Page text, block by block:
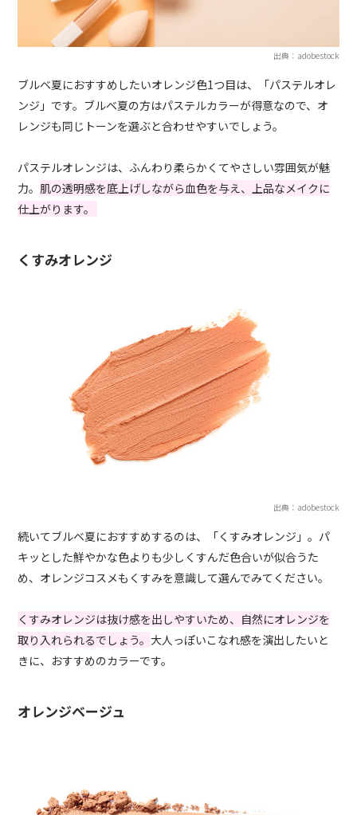
出典：adobestock
ブルベ夏におすすめしたいオレンジ色1つ目は、「パステルオレ
ンジ」です。ブルベ夏の方はパステルカラーが得意なので、オ
レンジも同じトーンを選ぶと合わせやすいでしょう。
パステルオレンジは、ふんわり柔らかくてやさしい雰囲気が魅
力。 肌の透明感を底上げしながら血色を与え、上品なメイクに
仕上がります。
くすみオレンジ
出典：adobestock
続いてブルベ夏におすすめするのは、「くすみオレンジ」。パ
キッとした鮮やかな色よりも少しくすんだ色合いが似合うた
め、オレンジコスメもくすみを意識して選んでみてください。
くすみオレンジは抜け感を出しやすいため、自然にオレンジを
取り入れられるでしょう。大人っぽいこなれ感を演出したいと
きに、おすすめのカラーです。
オレンジベージュ